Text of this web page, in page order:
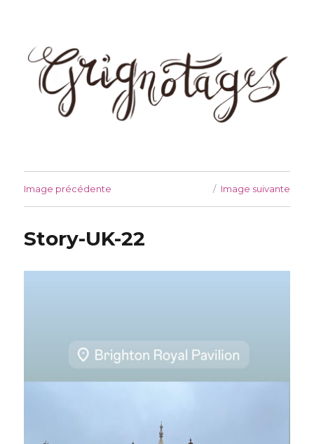
Image précédente Image suivante
Story-UK-22